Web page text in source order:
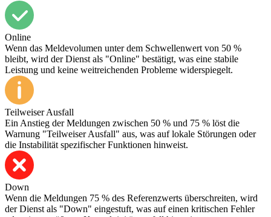
Online
Wenn das Meldevolumen unter dem Schwellenwert von 50 %
bleibt, wird der Dienst als "Online" bestätigt, was eine stabile
Leistung und keine weitreichenden Probleme widerspiegelt.
Teilweiser Ausfall
Ein Anstieg der Meldungen zwischen 50 % und 75 % löst die
Warnung "Teilweiser Ausfall" aus, was auf lokale Störungen oder
die Instabilität spezifischer Funktionen hinweist.
Down
Wenn die Meldungen 75 % des Referenzwerts überschreiten, wird
der Dienst als "Down" eingestuft, was auf einen kritischen Fehler